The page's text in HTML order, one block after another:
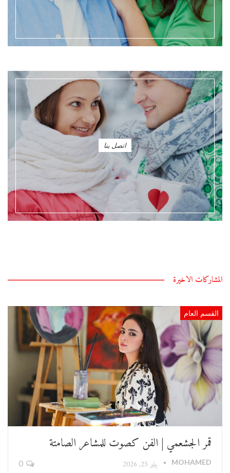
اتصل بنا
المشاركات الاخيرة
القسم العام
قمر الجشعمي | الفن كصوت للمشاعر الصامتة
MOHAMED يناير 25, 2026